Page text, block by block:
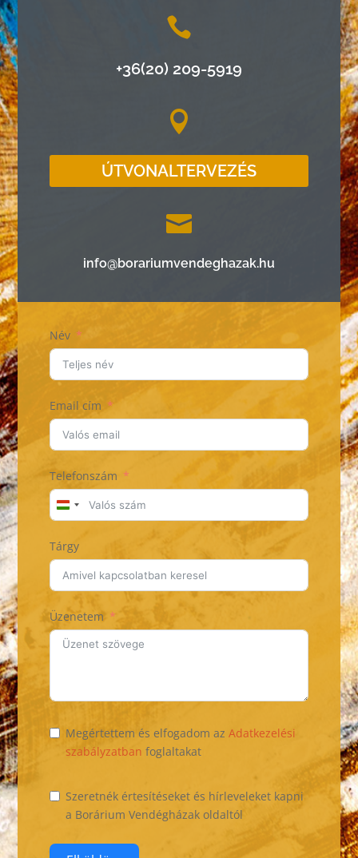

+36(20) 209-5919

ÚTVONALTERVEZÉS

info@borariumvendeghazak.hu
Név
Email cím
Telefonszám
H
n
g
a
y
+
Tárgy
Üzenetem
Megértettem és elfogadom azAdatkezelési
szabályzatban foglaltakat
Szeretnék értesítéseket és hírleveleket kapni
a Borárium Vendégházak oldaltól